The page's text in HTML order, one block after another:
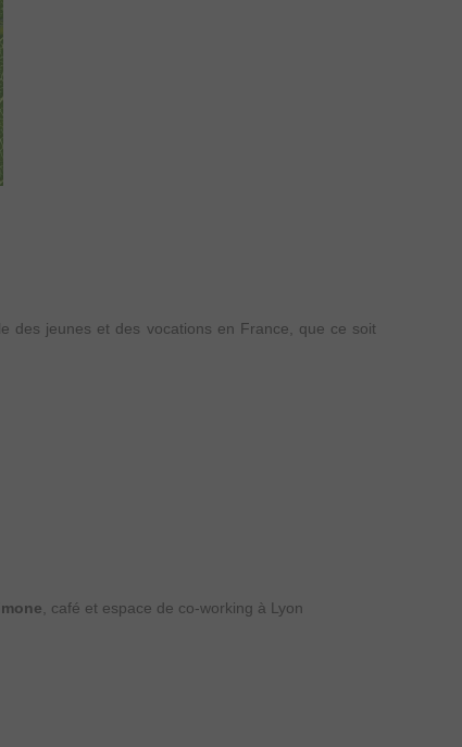
des jeunes et des vocations en France, que ce soit
, café et espace de co-working à Lyon